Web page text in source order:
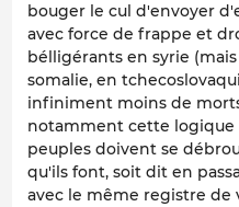
bouger le cul d'envoyer
avec force de frappe et
bélligérants en syrie
somalie, en
infiniment moins de
notamment cette
peuples doivent se
qu'ils font, soit dit en
avec le même registre de